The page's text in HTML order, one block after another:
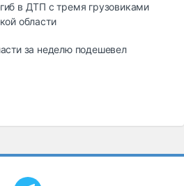
в ДТП с тремя грузовиками
области
за неделю подешевел